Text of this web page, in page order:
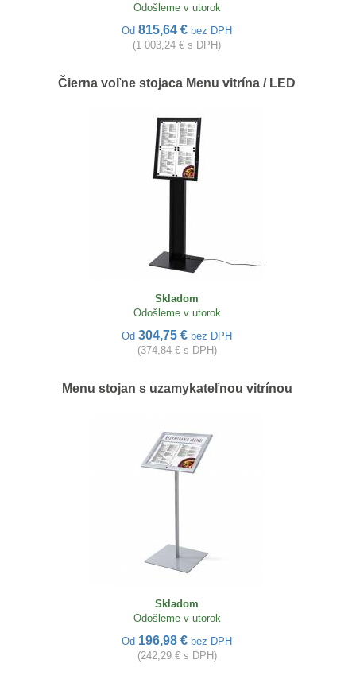
Odošleme v utorok
Od 815,64 € bez DPH
(1 003,24 € s DPH)
Čierna voľne stojaca Menu vitrína / LED
Skladom
Odošleme v utorok
Od 304,75 € bez DPH
(374,84 € s DPH)
Menu stojan s uzamykateľnou vitrínou
Skladom
Odošleme v utorok
Od 196,98 € bez DPH
(242,29 € s DPH)